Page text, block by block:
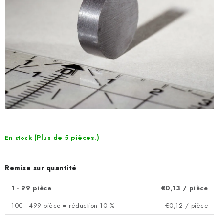
En stock (Plus de 5 pièces.)
Remise sur quantité
1 - 99 pièce €0,13 / pièce
100 - 499 pièce = réduction 10 %
€0,12 / pièce